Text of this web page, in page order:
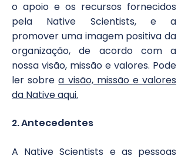
o apoio e os recursos fornecidos
pela Native Scientists, e a
promover uma imagem positiva da
organização, de acordo com a
nossa visão, missão e valores. Pode
ler sobrea visão, missão e valores
da Native aqui.
2. Antecedentes
A Native Scientists e as pessoas